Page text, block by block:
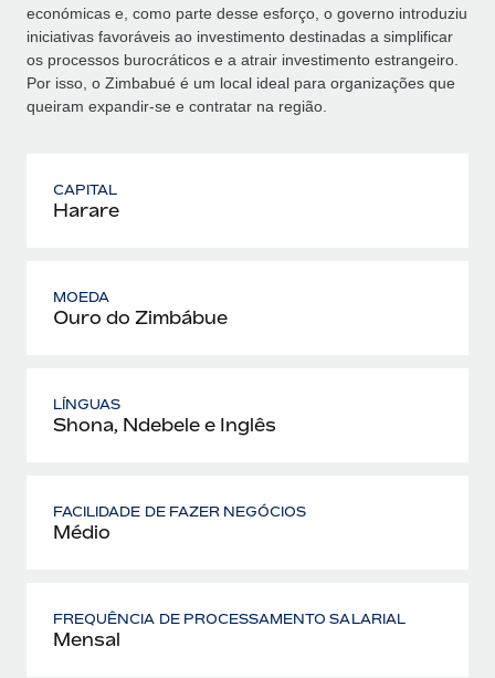
económicas e, como parte desse esforço, o governo introduziu
iniciativas favoráveis ao investimento destinadas a simplificar
os processos burocráticos e a atrair investimento estrangeiro.
Por isso, o Zimbabué é um local ideal para organizações que
queiram expandir‑se e contratar na região.
CAPITAL
Harare
MOEDA
Ouro do Zimbábue
LÍNGUAS
Shona, Ndebele e Inglês
FACILIDADE DE FAZER NEGÓCIOS
Médio
FREQUÊNCIA DE PROCESSAMENTO SALARIAL
Mensal